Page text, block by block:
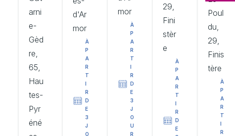
arni
e-
Gèd
re,
65,
Hau
tes-
Pyr
éné
d'Ar
mor
À
P
A
R
T
I
R
D
E
3
J
O
mor
À
P
A
R
T
I
R
D
E
3
J
O
U
R
29,
Fini
stèr
e
À
P
A
R
T
I
R
D
E
Poul
du,
29,
Finis
tère
À
P
A
R
T
I
R